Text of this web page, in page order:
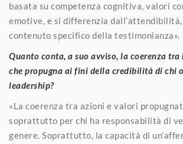
basata su competenza cognitiva, valori
emotive, e si differenzia
contenuto specifico della testimonianza».
Quanto conta, a suo avviso, la coerenza
che propugna ai fini della credibilità di chi
leadership?
«La coerenza tra azioni e valori
soprattutto per chi ha responsabilità di
genere. Soprattutto, la capacità di